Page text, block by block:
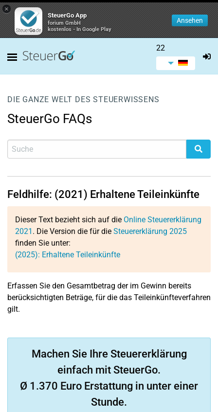
×
SteuerGo App
forium GmbH
kostenlos - In Google Play
Ansehen
22
DIE GANZE WELT DES STEUERWISSENS
SteuerGo FAQs
Feldhilfe: (2021) Erhaltene Teileinkünfte
Dieser Text bezieht sich auf die Online Steuererklärung
2021 . Die Version die für die Steuererklärung 2025
finden Sie unter:
(2025): Erhaltene Teileinkünfte
Erfassen Sie den Gesamtbetrag der im Gewinn bereits
berücksichtigten Beträge, für die das Teileinkünfteverfahren
gilt.
Machen Sie Ihre Steuererklärung
einfach mit SteuerGo.
Ø 1.370 Euro Erstattung in unter einer
Stunde.